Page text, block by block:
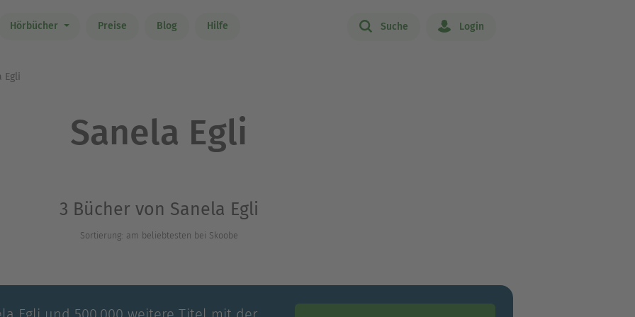
Hörbücher Preise Blog Hilfe Suche Login
Egli
Sanela Egli
3 Bücher von Sanela Egli
Sortierung: am beliebtesten bei Skoobe